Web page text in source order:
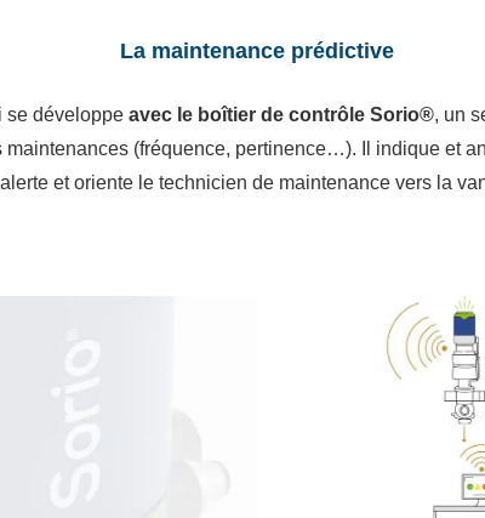
La maintenance prédictive
se développe avec le boîtier de contrôle Sorio®, un
maintenances (fréquence, pertinence…). Il indique et
et oriente le technicien de maintenance vers la